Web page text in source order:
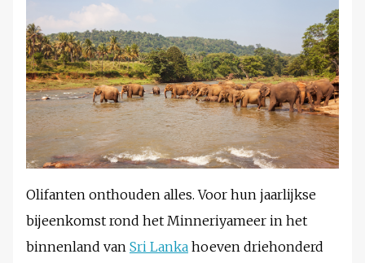
Olifanten onthouden alles. Voor hun jaarlijkse
bijeenkomst rond het Minneriyameer in het
binnenland van Sri Lanka hoeven driehonderd